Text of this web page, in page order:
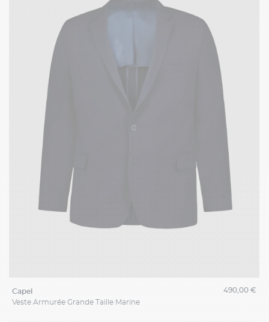
capel
Veste Armurée Grande Taille Marine
490,00 €